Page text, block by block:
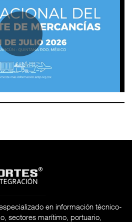
en información técnico-
sectores marítimo, portuario,